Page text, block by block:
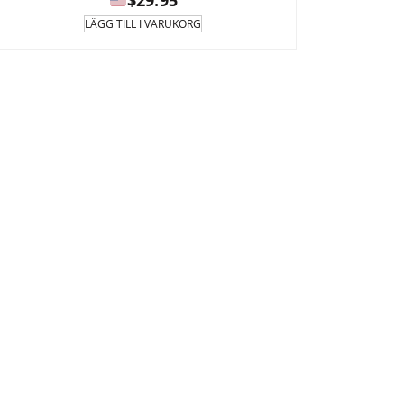
LÄGG TILL I VARUKORG